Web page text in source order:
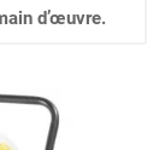
d’œuvre.